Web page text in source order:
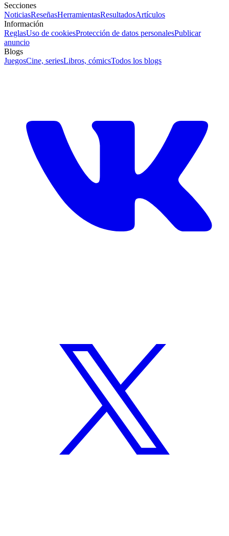
Secciones
NoticiasReseñasHerramientasResultadosArtículos
Información
ReglasUso de cookiesProtección de datos personalesPublicar
anuncio
Blogs
JuegosCine, seriesLibros, cómicsTodos los blogs